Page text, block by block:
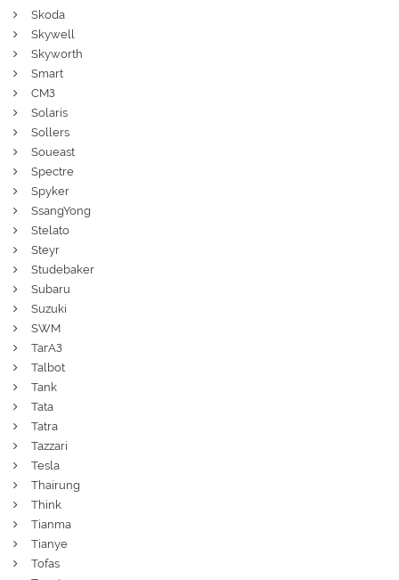
Skoda
Skywell
Skyworth
Smart
СМЗ
Solaris
Sollers
Soueast
Spectre
Spyker
SsangYong
Stelato
Steyr
Studebaker
Subaru
Suzuki
SWM
ТагАЗ
Talbot
Tank
Tata
Tatra
Tazzari
Tesla
Thairung
Think
Tianma
Tianye
Tofas